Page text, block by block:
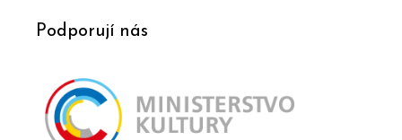
Podporují nás